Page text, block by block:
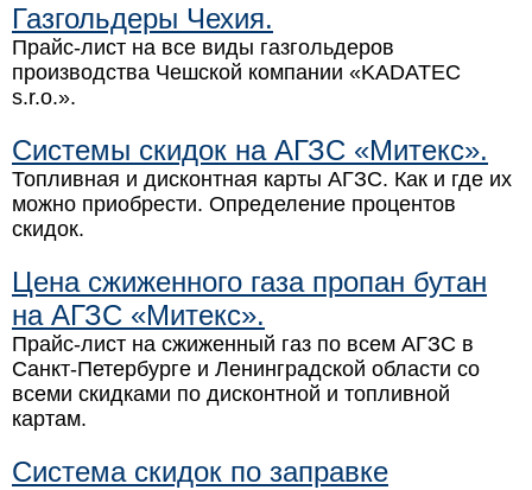
Газгольдеры Чехия.
Прайс-лист на все виды газгольдеров
производства Чешской компании «KADATEC
s.r.o.».
Системы скидок на АГЗС «Митекс».
Топливная и дисконтная карты АГЗС. Как и где их
можно приобрести. Определение процентов
скидок.
Цена сжиженного газа пропан бутан
на АГЗС «Митекс».
Прайс-лист на сжиженный газ по всем АГЗС в
Санкт-Петербурге и Ленинградской области со
всеми скидками по дисконтной и топливной
картам.
Система скидок по заправке